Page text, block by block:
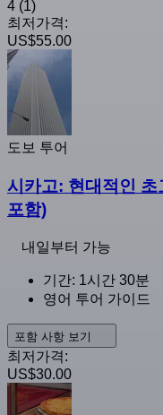
4 (1)
최저가격:
US$55.00
도보 투어
시카고: 현대적인
포함)
내일부터 가능
기간: 1시간 30분
영어 투어 가이드
포함 사항 보기
최저가격:
US$30.00